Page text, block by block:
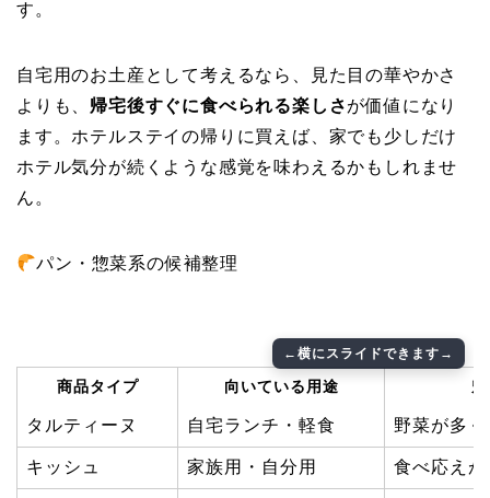
す。
自宅用のお土産として考えるなら、見た目の華やかさ
よりも、 帰宅後すぐに食べられる楽しさが価値になり
ます。ホテルステイの帰りに買えば、家でも少しだけ
ホテル気分が続くような感覚を味わえるかもしれませ
ん。
パン・惣菜系の候補整理
商品タイプ 向いている用途
タルティーヌ 自宅ランチ・軽食 野菜が多
キッシュ 家族用・自分用 食べ応え